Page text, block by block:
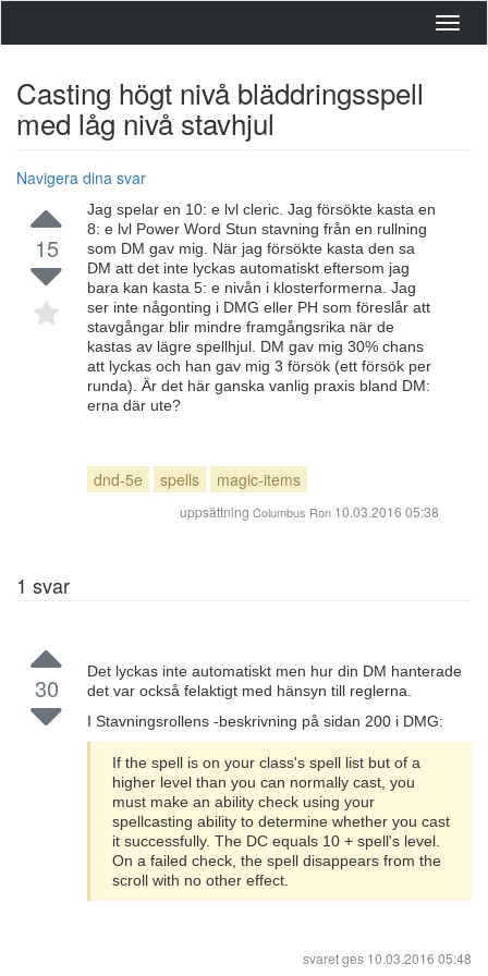
Casting högt nivå bläddringsspell
med låg nivå stavhjul
Navigera dina svar
15
Jag spelar en 10: e lvl cleric. Jag försökte kasta en
8: e lvl Power Word Stun stavning från en rullning
som DM gav mig. När jag försökte kasta den sa
DM att det inte lyckas automatiskt eftersom jag
bara kan kasta 5: e nivån i klosterformerna. Jag
ser inte någonting i DMG eller PH som föreslår att
stavgångar blir mindre framgångsrika när de
kastas av lägre spellhjul. DM gav mig 30% chans
att lyckas och han gav mig 3 försök (ett försök per
runda). Är det här ganska vanlig praxis bland DM:
erna där ute?
dnd-5e spells magic-items
uppsättning Columbus Ron 10.03.2016 05:38
1 svar
30
Det lyckas inte automatiskt men hur din DM hanterade
det var också felaktigt med hänsyn till reglerna.
I Stavningsrollens -beskrivning på sidan 200 i DMG:
If the spell is on your class's spell list but of a
higher level than you can normally cast, you
must make an ability check using your
spellcasting ability to determine whether you cast
it successfully. The DC equals 10 + spell's level.
On a failed check, the spell disappears from the
scroll with no other effect.
svaret ges 10.03.2016 05:48